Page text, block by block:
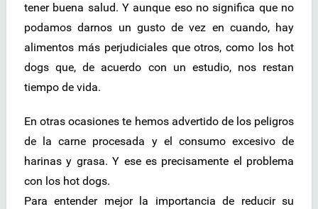
tener buena salud. Y aunque eso no significa que no
podamos darnos un gusto de vez en cuando, hay
alimentos más perjudiciales que otros, como los hot
dogs que, de acuerdo con un estudio, nos restan
tiempo de vida.
En otras ocasiones te hemos advertido de los peligros
de la carne procesada y el consumo excesivo de
harinas y grasa. Y ese es precisamente el problema
con los hot dogs.
Para entender mejor la importancia de reducir su